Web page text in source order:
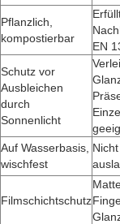
Pflanzlich,
kompostierbar
EN
Schutz vor
Ausbleichen
durch
Sonnenlicht
Auf Wasserbasis,
wischfest
Filmschichtschutz